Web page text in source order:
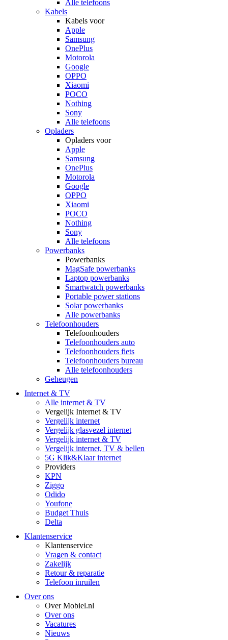
Alle telefoons
Kabels
Kabels voor
Apple
Samsung
OnePlus
Motorola
Google
OPPO
Xiaomi
POCO
Nothing
Sony
Alle telefoons
Opladers
Opladers voor
Apple
Samsung
OnePlus
Motorola
Google
OPPO
Xiaomi
POCO
Nothing
Sony
Alle telefoons
Powerbanks
Powerbanks
MagSafe powerbanks
Laptop powerbanks
Smartwatch powerbanks
Portable power stations
Solar powerbanks
Alle powerbanks
Telefoonhouders
Telefoonhouders
Telefoonhouders auto
Telefoonhouders fiets
Telefoonhouders bureau
Alle telefoonhouders
Geheugen
Internet & TV
Alle internet & TV
Vergelijk Internet & TV
Vergelijk internet
Vergelijk glasvezel internet
Vergelijk internet & TV
Vergelijk internet, TV & bellen
5G Klik&Klaar internet
Providers
KPN
Ziggo
Odido
Youfone
Budget Thuis
Delta
Klantenservice
Klantenservice
Vragen & contact
Zakelijk
Retour & reparatie
Telefoon inruilen
Over ons
Over Mobiel.nl
Over ons
Vacatures
Nieuws